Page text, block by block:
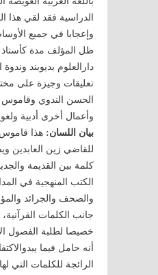
الدراسية فقد لقي هذا
وإعجابا في جميع
ظل المؤلف مدة كأستاذ
دارالعلوم بديوبند وندوة
تعليقات وجيزة على
الحسن الندوي
وأعمال أخرى أدبية
بيان اللسان: هذا
كلمة بين القديمة
الكتب المنهجية في
والصحف والجرائد
جانب الكلمات
خصيصا لطلبة الفصول
أنه حامل فيما
الرائجة للكلمات التي